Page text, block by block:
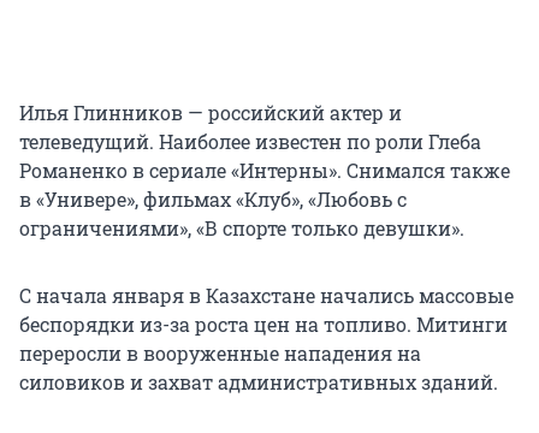
Илья Глинников — российский актер и
телеведущий. Наиболее известен по роли Глеба
Романенко в сериале «Интерны». Снимался также
в «Универе», фильмах «Клуб», «Любовь с
ограничениями», «В спорте только девушки».
С начала января в Казахстане начались массовые
беспорядки из-за роста цен на топливо. Митинги
переросли в вооруженные нападения на
силовиков и захват административных зданий.